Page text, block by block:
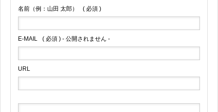
名前（例：山田 太郎） ( 必須 )
E-MAIL ( 必須 ) - 公開されません -
URL